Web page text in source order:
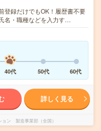
録だけでもOK！履歴書不要
名・職種などを入力す…
40代 50代 60代
詳しく見る
ョン 製造事業部（全国）